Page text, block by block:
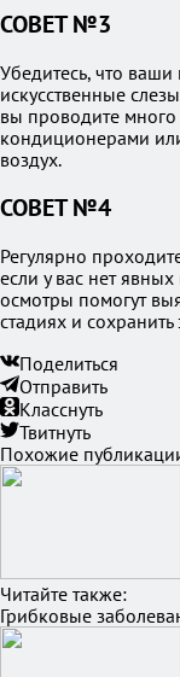
СОВЕТ №3
Убедитесь, что ваши
искусственные
вы проводите
кондиционерами
воздух.
СОВЕТ №4
Регулярно
если у вас нет
осмотры помогут
стадиях и
Поделиться
Отправить
Класснуть
Твитнуть
Похожие
Читайте также:
Грибковые